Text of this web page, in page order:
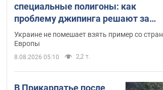
специальные полигоны: как
проблему джипинга решают за
границей
Украине не помешает взять пример со стран
Европы
8.08.2026 05:10 2,2 т.
В Прикарпатье после